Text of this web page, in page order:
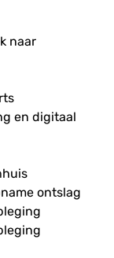
naar
en digitaal
ontslag